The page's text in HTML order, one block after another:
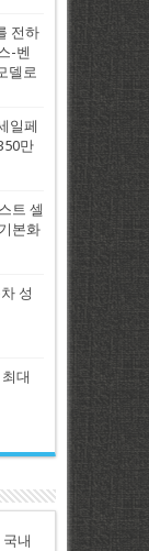
전하
-벤
델로
일페
만
트 셀
본화
성
대
내